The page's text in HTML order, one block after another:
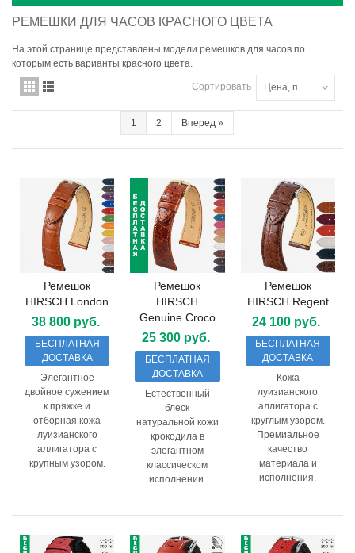
РЕМЕШКИ ДЛЯ ЧАСОВ КРАСНОГО ЦВЕТА
На этой странице представлены модели ремешков для часов по
которым есть варианты красного цвета.
Сортировать Цена, по убыванию
1 2 Вперед »
Ремешок
HIRSCH London
38 800 руб.
БЕСПЛАТНАЯ
ДОСТАВКА
Элегантное
двойное сужением
к пряжке и
отборная кожа
луизианского
аллигатора с
крупным узором.
Ремешок
HIRSCH
Genuine Croco
25 300 руб.
БЕСПЛАТНАЯ
ДОСТАВКА
Естественный
блеск
натуральной кожи
крокодила в
элегантном
классическом
исполнении.
Ремешок
HIRSCH Regent
24 100 руб.
БЕСПЛАТНАЯ
ДОСТАВКА
Кожа
луизианского
аллигатора с
круглым узором.
Премиальное
качество
материала и
исполнения.